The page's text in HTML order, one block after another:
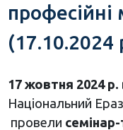
(17.10.2024
17 жовтня 2024
Національний
провели